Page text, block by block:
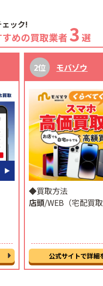
ック!
めの買取業者 3 選
モバゾウ
◆買取方法
店頭/WEB（宅配買取
公式サイトで詳細